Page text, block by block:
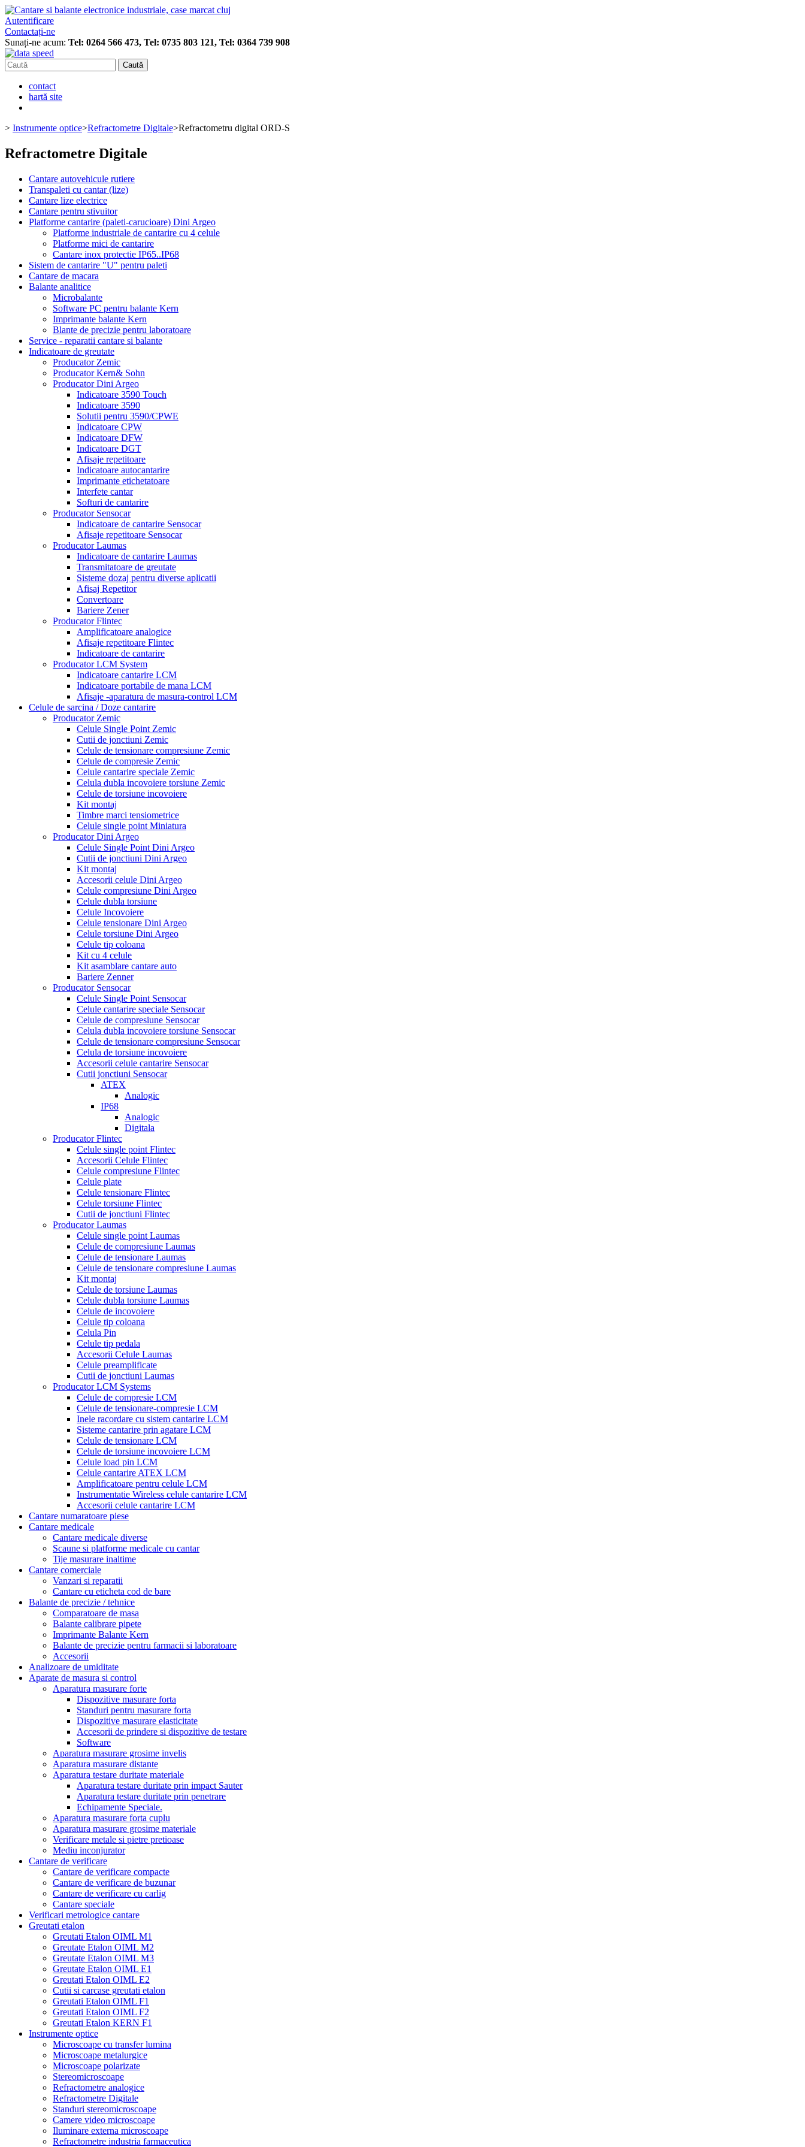
Autentificare
Contactați-ne
Sunați-ne acum: Tel: 0264 566 473, Tel: 0735 803 121, Tel: 0364 739 908
Caută
contact
hartă site
> Instrumente optice>Refractometre Digitale>Refractometru digital ORD-S
Refractometre Digitale
Cantare autovehicule rutiere
Transpaleti cu cantar (lize)
Cantare lize electrice
Cantare pentru stivuitor
Platforme cantarire (paleti-carucioare) Dini Argeo
Platforme industriale de cantarire cu 4 celule
Platforme mici de cantarire
Cantare inox protectie IP65..IP68
Sistem de cantarire "U" pentru paleti
Cantare de macara
Balante analitice
Microbalante
Software PC pentru balante Kern
Imprimante balante Kern
Blante de precizie pentru laboratoare
Service - reparatii cantare si balante
Indicatoare de greutate
Producator Zemic
Producator Kern& Sohn
Producator Dini Argeo
Indicatoare 3590 Touch
Indicatoare 3590
Solutii pentru 3590/CPWE
Indicatoare CPW
Indicatoare DFW
Indicatoare DGT
Afisaje repetitoare
Indicatoare autocantarire
Imprimante etichetatoare
Interfete cantar
Softuri de cantarire
Producator Sensocar
Indicatoare de cantarire Sensocar
Afisaje repetitoare Sensocar
Producator Laumas
Indicatoare de cantarire Laumas
Transmitatoare de greutate
Sisteme dozaj pentru diverse aplicatii
Afisaj Repetitor
Convertoare
Bariere Zener
Producator Flintec
Amplificatoare analogice
Afisaje repetitoare Flintec
Indicatoare de cantarire
Producator LCM System
Indicatoare cantarire LCM
Indicatoare portabile de mana LCM
Afisaje -aparatura de masura-control LCM
Celule de sarcina / Doze cantarire
Producator Zemic
Celule Single Point Zemic
Cutii de jonctiuni Zemic
Celule de tensionare compresiune Zemic
Celule de compresie Zemic
Celule cantarire speciale Zemic
Celula dubla incovoiere torsiune Zemic
Celule de torsiune incovoiere
Kit montaj
Timbre marci tensiometrice
Celule single point Miniatura
Producator Dini Argeo
Celule Single Point Dini Argeo
Cutii de jonctiuni Dini Argeo
Kit montaj
Accesorii celule Dini Argeo
Celule compresiune Dini Argeo
Celule dubla torsiune
Celule Incovoiere
Celule tensionare Dini Argeo
Celule torsiune Dini Argeo
Celule tip coloana
Kit cu 4 celule
Kit asamblare cantare auto
Bariere Zenner
Producator Sensocar
Celule Single Point Sensocar
Celule cantarire speciale Sensocar
Celule de compresiune Sensocar
Celula dubla incovoiere torsiune Sensocar
Celule de tensionare compresiune Sensocar
Celula de torsiune incovoiere
Accesorii celule cantarire Sensocar
Cutii jonctiuni Sensocar
ATEX
Analogic
IP68
Analogic
Digitala
Producator Flintec
Celule single point Flintec
Accesorii Celule Flintec
Celule compresiune Flintec
Celule plate
Celule tensionare Flintec
Celule torsiune Flintec
Cutii de jonctiuni Flintec
Producator Laumas
Celule single point Laumas
Celule de compresiune Laumas
Celule de tensionare Laumas
Celule de tensionare compresiune Laumas
Kit montaj
Celule de torsiune Laumas
Celule dubla torsiune Laumas
Celule de incovoiere
Celule tip coloana
Celula Pin
Celule tip pedala
Accesorii Celule Laumas
Celule preamplificate
Cutii de jonctiuni Laumas
Producator LCM Systems
Celule de compresie LCM
Celule de tensionare-compresie LCM
Inele racordare cu sistem cantarire LCM
Sisteme cantarire prin agatare LCM
Celule de tensionare LCM
Celule de torsiune incovoiere LCM
Celule load pin LCM
Celule cantarire ATEX LCM
Amplificatoare pentru celule LCM
Instrumentatie Wireless celule cantarire LCM
Accesorii celule cantarire LCM
Cantare numaratoare piese
Cantare medicale
Cantare medicale diverse
Scaune si platforme medicale cu cantar
Tije masurare inaltime
Cantare comerciale
Vanzari si reparatii
Cantare cu eticheta cod de bare
Balante de precizie / tehnice
Comparatoare de masa
Balante calibrare pipete
Imprimante Balante Kern
Balante de precizie pentru farmacii si laboratoare
Accesorii
Analizoare de umiditate
Aparate de masura si control
Aparatura masurare forte
Dispozitive masurare forta
Standuri pentru masurare forta
Dispozitive masurare elasticitate
Accesorii de prindere si dispozitive de testare
Software
Aparatura masurare grosime invelis
Aparatura masurare distante
Aparatura testare duritate materiale
Aparatura testare duritate prin impact Sauter
Aparatura testare duritate prin penetrare
Echipamente Speciale.
Aparatura masurare forta cuplu
Aparatura masurare grosime materiale
Verificare metale si pietre pretioase
Mediu inconjurator
Cantare de verificare
Cantare de verificare compacte
Cantare de verificare de buzunar
Cantare de verificare cu carlig
Cantare speciale
Verificari metrologice cantare
Greutati etalon
Greutati Etalon OIML M1
Greutate Etalon OIML M2
Greutate Etalon OIML M3
Greutate Etalon OIML E1
Greutati Etalon OIML E2
Cutii si carcase greutati etalon
Greutati Etalon OIML F1
Greutati Etalon OIML F2
Greutati Etalon KERN F1
Instrumente optice
Microscoape cu transfer lumina
Microscoape metalurgice
Microscoape polarizate
Stereomicroscoape
Refractometre analogice
Refractometre Digitale
Standuri stereomicroscoape
Camere video microscoape
Iluminare externa microscoape
Refractometre industria farmaceutica